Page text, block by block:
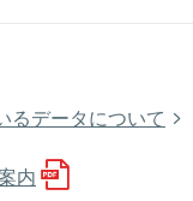
るデータについて
内